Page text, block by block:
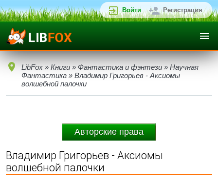
Войти Регистрация
LibFox » Книги » Фантастика и фэнтези » Научная
Фантастика » Владимир Григорьев - Аксиомы
волшебной палочки
Авторские права
Владимир Григорьев - Аксиомы
волшебной палочки